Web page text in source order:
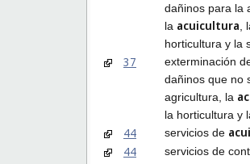
dañinos para la
la acuicultura ,
horticultura y la
37
exterminación
dañinos que no
agricultura, la
la horticultura y
44 servicios de
44
servicios de